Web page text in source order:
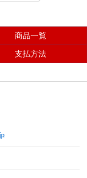
商品一覧
支払方法